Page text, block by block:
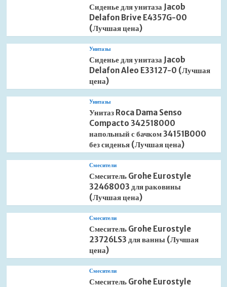
Сиденье для унитаза Jacob
Delafon Brive E4357G-00
(Лучшая цена)
Унитазы
Сиденье для унитаза Jacob
Delafon Aleo E33127-0 (Лучшая
цена)
Унитазы
Унитаз Roca Dama Senso
Compacto 342518000
напольный с бачком 34151B000
без сиденья (Лучшая цена)
Смесители
Смеситель Grohe Eurostyle
32468003 для раковины
(Лучшая цена)
Смесители
Смеситель Grohe Eurostyle
23726LS3 для ванны (Лучшая
цена)
Смесители
Смеситель Grohe Eurostyle